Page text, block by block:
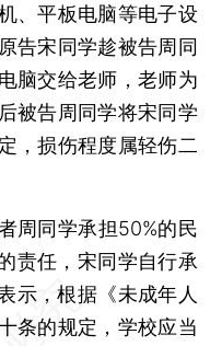
平板电脑等电子设
告宋同学趁被告周同
脑交给老师，老师为
被告周同学将宋同学
，损伤程度属轻伤二
同学承担50%的民
责任，宋同学自行承
示，根据《未成年人
条的规定，学校应当